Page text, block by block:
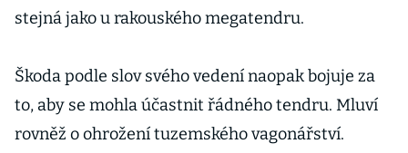
stejná jako u rakouského megatendru.
Škoda podle slov svého vedení naopak bojuje za
to, aby se mohla účastnit řádného tendru. Mluví
rovněž o ohrožení tuzemského vagonářství.